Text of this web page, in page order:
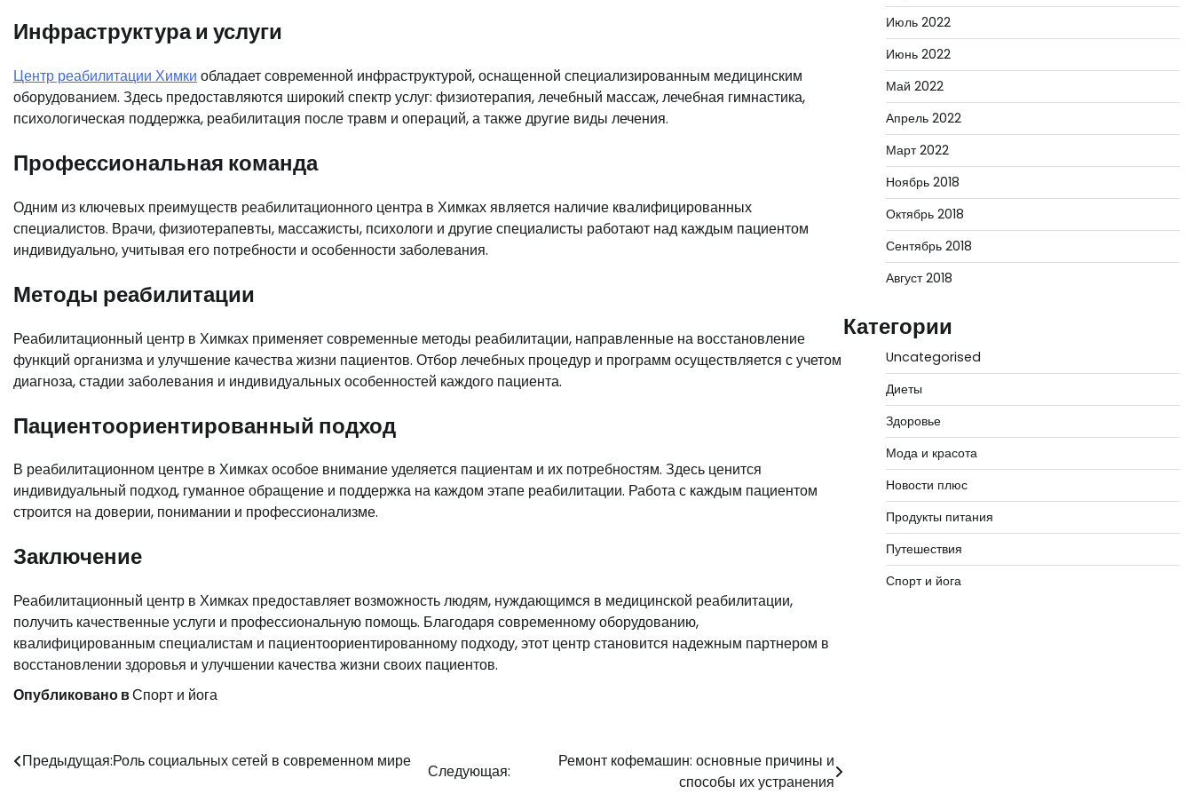
Инфраструктура и услуги
Центр реабилитации Химки обладает современной инфраструктурой, оснащенной специализированным медицинским
оборудованием. Здесь предоставляются широкий спектр услуг: физиотерапия, лечебный массаж, лечебная гимнастика,
психологическая поддержка, реабилитация после травм и операций, а также другие виды лечения.
Профессиональная команда
Одним из ключевых преимуществ реабилитационного центра в Химках является наличие квалифицированных
специалистов. Врачи, физиотерапевты, массажисты, психологи и другие специалисты работают над каждым пациентом
индивидуально, учитывая его потребности и особенности заболевания.
Методы реабилитации
Реабилитационный центр в Химках применяет современные методы реабилитации, направленные на восстановление
функций организма и улучшение качества жизни пациентов. Отбор лечебных процедур и программ осуществляется с учетом
диагноза, стадии заболевания и индивидуальных особенностей каждого пациента.
Пациентоориентированный подход
В реабилитационном центре в Химках особое внимание уделяется пациентам и их потребностям. Здесь ценится
индивидуальный подход, гуманное обращение и поддержка на каждом этапе реабилитации. Работа с каждым пациентом
строится на доверии, понимании и профессионализме.
Заключение
Реабилитационный центр в Химках предоставляет возможность людям, нуждающимся в медицинской реабилитации,
получить качественные услуги и профессиональную помощь. Благодаря современному оборудованию,
квалифицированным специалистам и пациентоориентированному подходу, этот центр становится надежным партнером в
восстановлении здоровья и улучшении качества жизни своих пациентов.
Опубликовано вСпорт и йога
Навигация
Предыдущая:Роль социальных сетей в современном мире
Следующая:
Ремонт кофемашин: основные причины и
способы их устранения
Июль 2022
Июнь 2022
Май 2022
Апрель 2022
Март 2022
Ноябрь 2018
Октябрь 2018
Сентябрь 2018
Август 2018
Категории
Uncategorised
Диеты
Здоровье
Мода и красота
Новости плюс
Продукты питания
Путешествия
Спорт и йога